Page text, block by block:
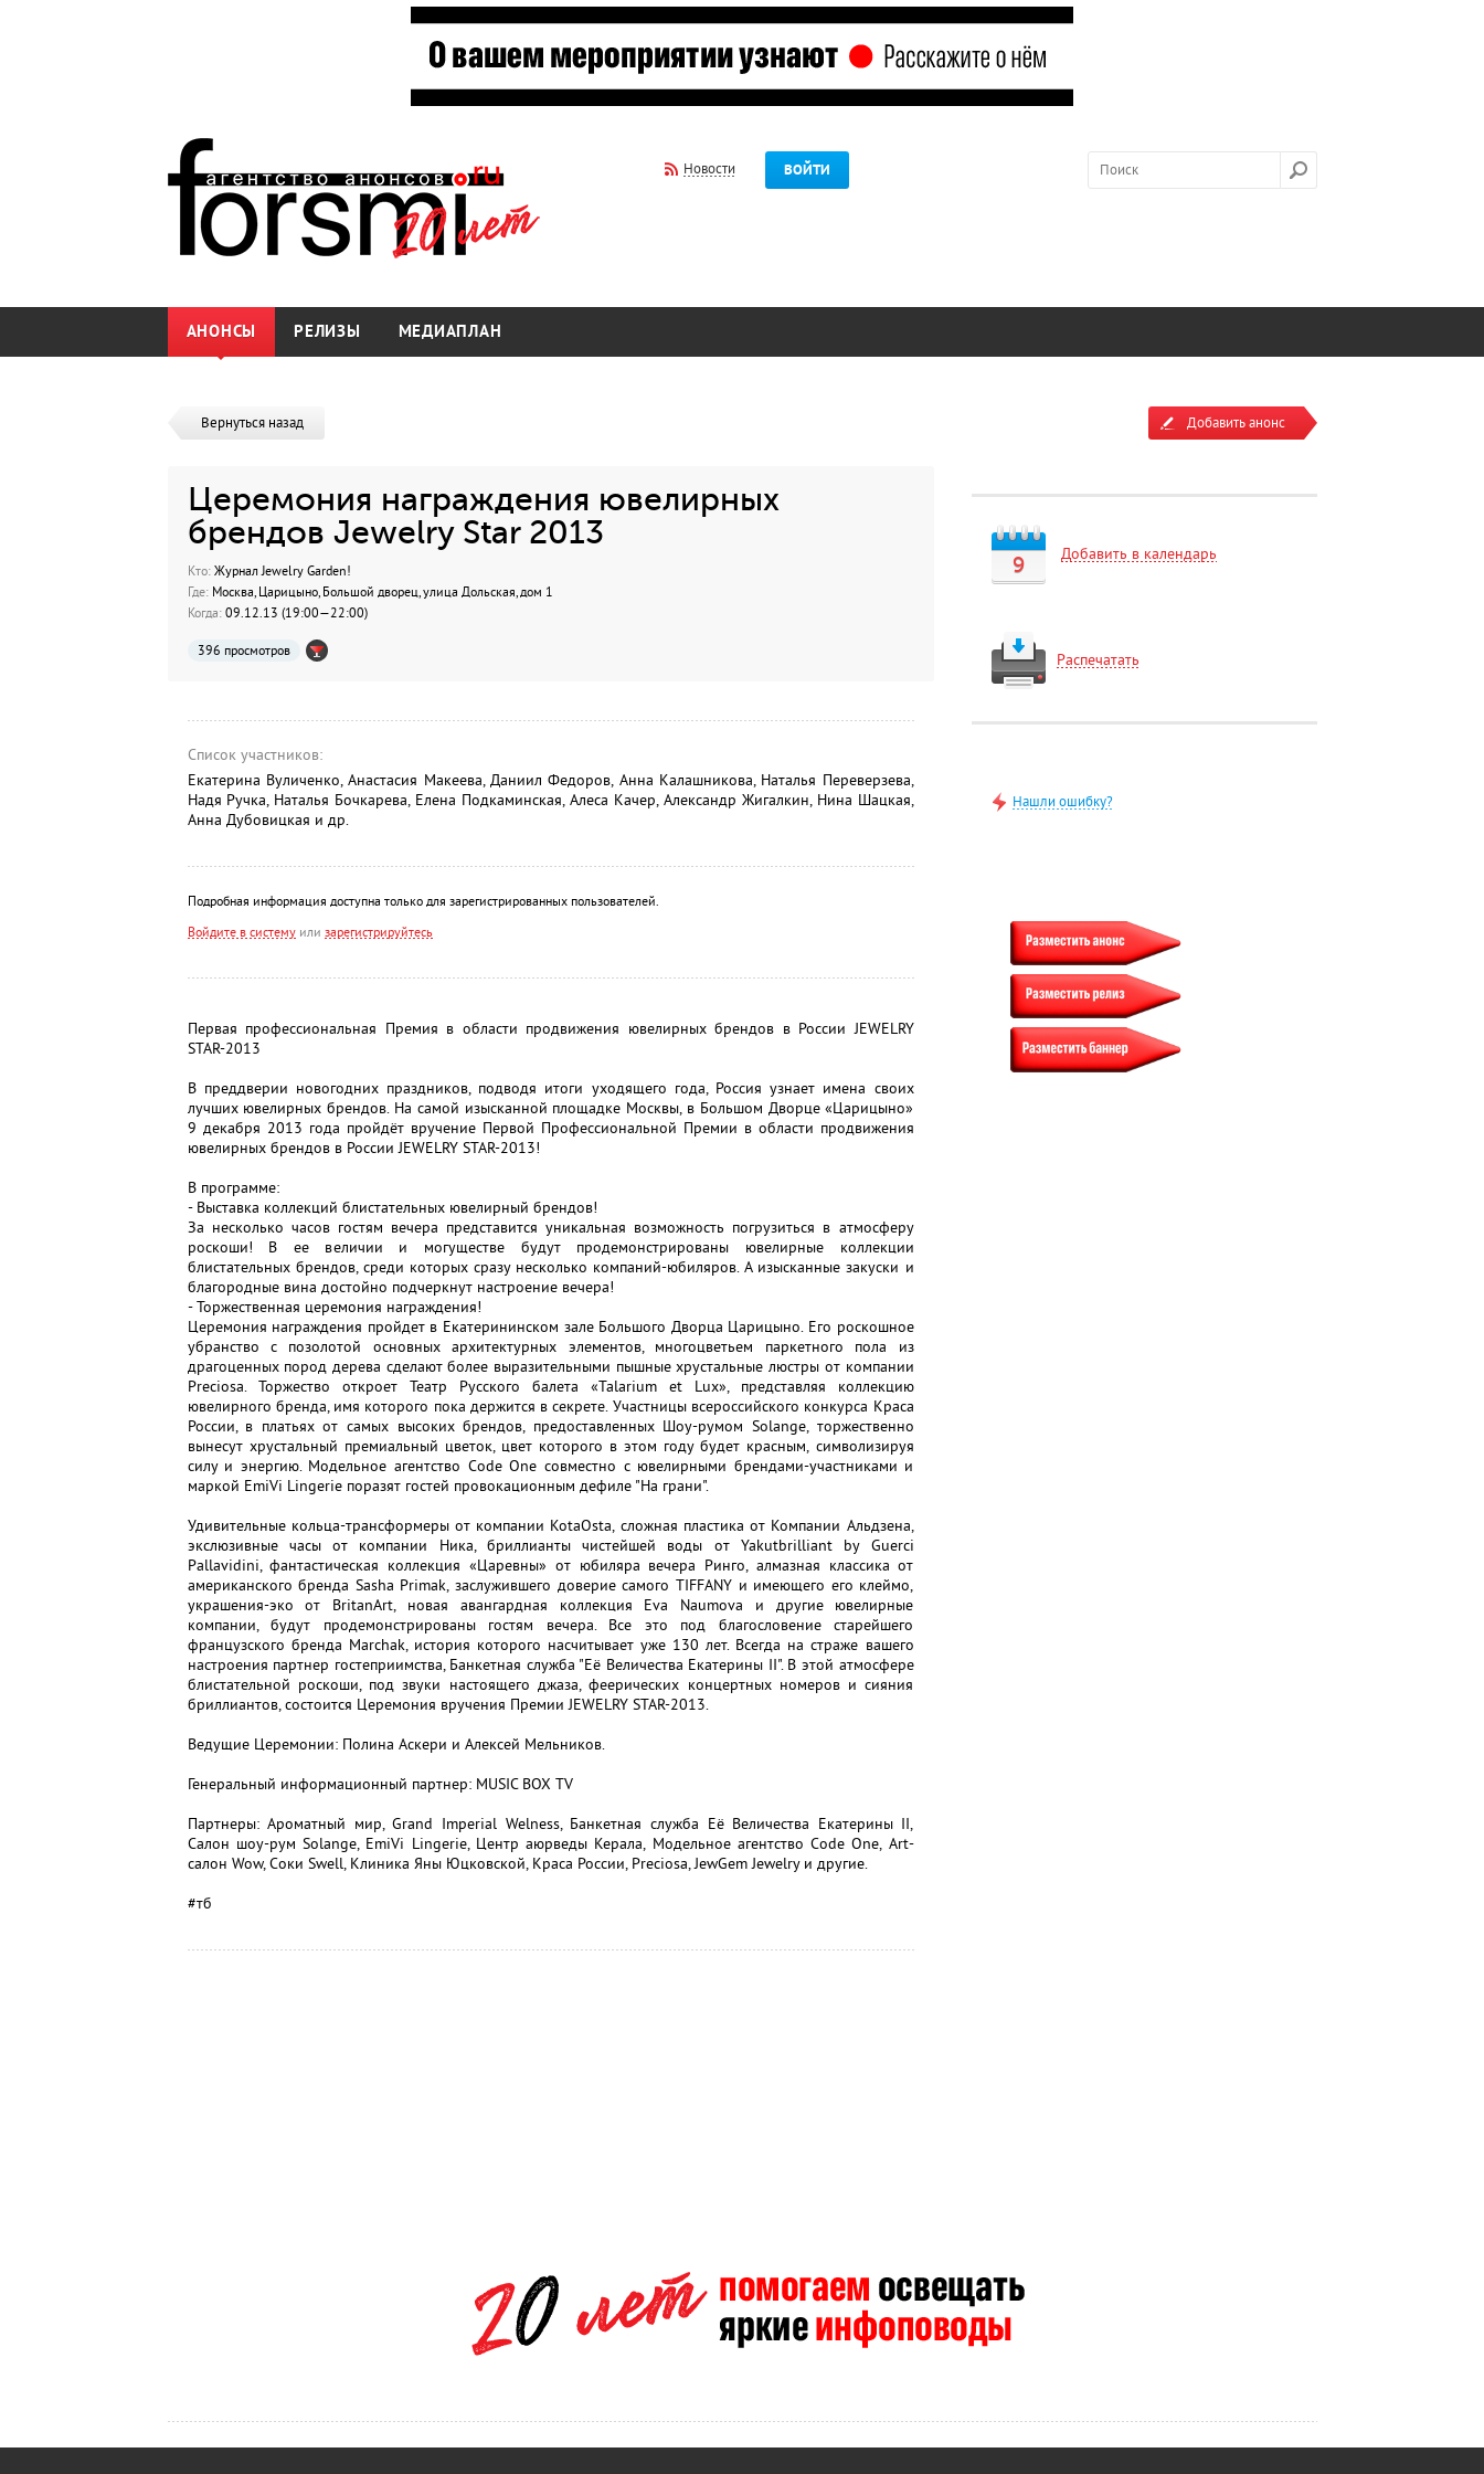
Новости ВОЙТИ
АНОНСЫ РЕЛИЗЫ МЕДИАПЛАН
Вернуться назад
Церемония награждения ювелирных
брендов Jewelry Star 2013
Кто:Журнал Jewelry Garden!
Где:Москва, Царицыно, Большой дворец, улица Дольская, дом 1
Когда:09.12.13 (19:00—22:00)
396 просмотров
Список участников:
Екатерина Вуличенко, Анастасия Макеева, Даниил Федоров, Анна Калашникова, Наталья Переверзева,
Надя Ручка, Наталья Бочкарева, Елена Подкаминская, Алеса Качер, Александр Жигалкин, Нина Шацкая,
Анна Дубовицкая и др.
Подробная информация доступна только для зарегистрированных пользователей.
Войдите в системуили зарегистрируйтесь
Первая профессиональная Премия в области продвижения ювелирных брендов в России JEWELRY
STAR-2013
В преддверии новогодних праздников, подводя итоги уходящего года, Россия узнает имена своих
лучших ювелирных брендов. На самой изысканной площадке Москвы, в Большом Дворце «Царицыно»
9 декабря 2013 года пройдёт вручение Первой Профессиональной Премии в области продвижения
ювелирных брендов в России JEWELRY STAR-2013!
В программе:
- Выставка коллекций блистательных ювелирный брендов!
За несколько часов гостям вечера представится уникальная возможность погрузиться в атмосферу
роскоши! В ее величии и могуществе будут продемонстрированы ювелирные коллекции
блистательных брендов, среди которых сразу несколько компаний-юбиляров. А изысканные закуски и
благородные вина достойно подчеркнут настроение вечера!
- Торжественная церемония награждения!
Церемония награждения пройдет в Екатерининском зале Большого Дворца Царицыно. Его роскошное
убранство с позолотой основных архитектурных элементов, многоцветьем паркетного пола из
драгоценных пород дерева сделают более выразительными пышные хрустальные люстры от компании
Preciosa. Торжество откроет Театр Русского балета «Talarium et Lux», представляя коллекцию
ювелирного бренда, имя которого пока держится в секрете. Участницы всероссийского конкурса Краса
России, в платьях от самых высоких брендов, предоставленных Шоу-румом Solange, торжественно
вынесут хрустальный премиальный цветок, цвет которого в этом году будет красным, символизируя
силу и энергию. Модельное агентство Code One совместно с ювелирными брендами-участниками и
маркой EmiVi Lingerie поразят гостей провокационным дефиле "На грани".
Удивительные кольца-трансформеры от компании KotaOsta, сложная пластика от Компании Альдзена,
экслюзивные часы от компании Ника, бриллианты чистейшей воды от Yakutbrilliant by Guerci
Pallavidini, фантастическая коллекция «Царевны» от юбиляра вечера Ринго, алмазная классика от
американского бренда Sasha Primak, заслужившего доверие самого TIFFANY и имеющего его клеймо,
украшения-эко от BritanArt, новая авангардная коллекция Eva Naumova и другие ювелирные
компании, будут продемонстрированы гостям вечера. Все это под благословение старейшего
французского бренда Marchak, история которого насчитывает уже 130 лет. Всегда на страже вашего
настроения партнер гостеприимства, Банкетная служба "Её Величества Екатерины II". В этой атмосфере
блистательной роскоши, под звуки настоящего джаза, феерических концертных номеров и сияния
бриллиантов, состоится Церемония вручения Премии JEWELRY STAR-2013.
Ведущие Церемонии: Полина Аскери и Алексей Мельников.
Генеральный информационный партнер: MUSIC BOX TV
Партнеры: Ароматный мир, Grand Imperial Welness, Банкетная служба Её Величества Екатерины II,
Салон шоу-рум Solange, EmiVi Lingerie, Центр аюрведы Керала, Модельное агентство Code One, Art-
салон Wow, Соки Swell, Клиника Яны Юцковской, Краса России, Preciosa, JewGem Jewelry и другие.
#тб
Добавить анонс
9 Добавить в календарь
Распечатать
Нашли ошибку?